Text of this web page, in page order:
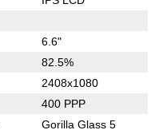
6.6"
82.5%
2408x1080
400 PPP
Gorilla Glass 5